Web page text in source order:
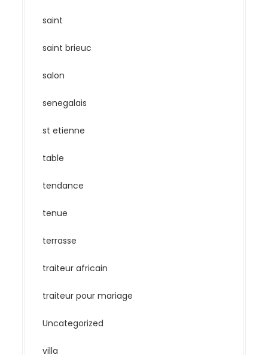
saint
saint brieuc
salon
senegalais
st etienne
table
tendance
tenue
terrasse
traiteur africain
traiteur pour mariage
Uncategorized
villa